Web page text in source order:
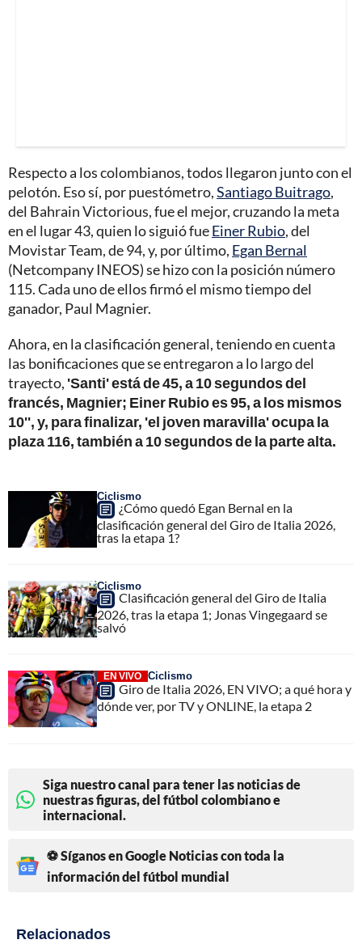
Respecto a los colombianos, todos llegaron junto con el
pelotón. Eso sí, por puestómetro,Santiago Buitrago,
del Bahrain Victorious, fue el mejor, cruzando la meta
en el lugar 43, quien lo siguió fueEiner Rubio, del
Movistar Team, de 94, y, por último, Egan Bernal
(Netcompany INEOS) se hizo con la posición número
115. Cada uno de ellos firmó el mismo tiempo del
ganador, Paul Magnier.
Ahora, en la clasificación general, teniendo en cuenta
las bonificaciones que se entregaron a lo largo del
trayecto, 'Santi' está de 45, a 10 segundos del
francés, Magnier; Einer Rubio es 95, a los mismos
10'', y, para finalizar, 'el joven maravilla' ocupa la
plaza 116, también a 10 segundos de la parte alta.
Ciclismo
¿Cómo quedó Egan Bernal en la
clasificación general del Giro de Italia 2026,
tras la etapa 1?
Ciclismo
Clasificación general del Giro de Italia
2026, tras la etapa 1; Jonas Vingegaard se
salvó
EN VIVO Ciclismo
Giro de Italia 2026, EN VIVO; a qué hora y
dónde ver, por TV y ONLINE, la etapa 2
Siga nuestro canal para tener las noticias de
nuestras figuras, del fútbol colombiano e
internacional.
⚽ Síganos en Google Noticias con toda la
información del fútbol mundial
Relacionados